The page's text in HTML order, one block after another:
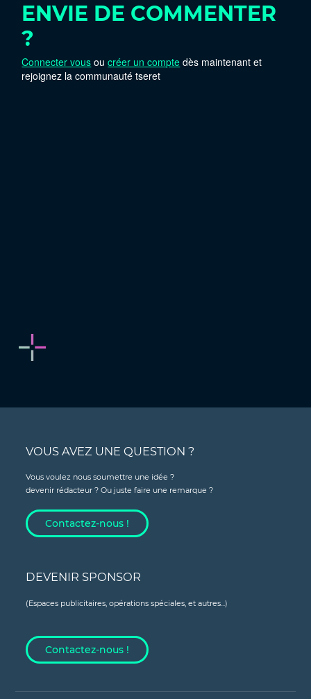
ENVIE DE COMMENTER
?
Connecter vous oucréer un compte dès maintenant et
rejoignez la communauté tseret
VOUS AVEZ UNE QUESTION ?
Vous voulez nous soumettre une idée ?
devenir rédacteur ? Ou juste faire une remarque ?
Contactez-nous !
DEVENIR SPONSOR
(Espaces publicitaires, opérations spéciales, et autres...)
Contactez-nous !